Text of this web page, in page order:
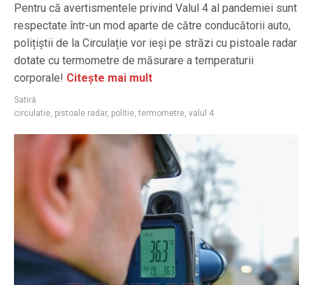
Pentru că avertismentele privind Valul 4 al pandemiei sunt
respectate într-un mod aparte de către conducătorii auto,
polițiștii de la Circulație vor ieși pe străzi cu pistoale radar
dotate cu termometre de măsurare a temperaturii
corporale! Citește mai mult
Satiră
circulatie, pistoale radar, politie,termometre, valul 4